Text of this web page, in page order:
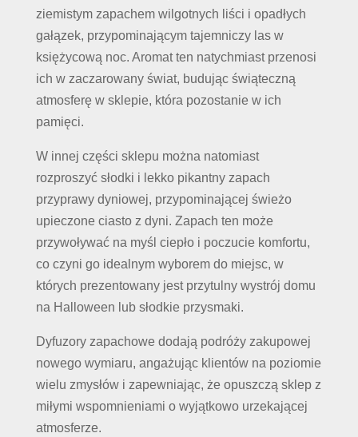
ziemistym zapachem wilgotnych liści i opadłych
gałązek, przypominającym tajemniczy las w
księżycową noc. Aromat ten natychmiast przenosi
ich w zaczarowany świat, budując świąteczną
atmosferę w sklepie, która pozostanie w ich
pamięci.
W innej części sklepu można natomiast
rozproszyć słodki i lekko pikantny zapach
przyprawy dyniowej, przypominającej świeżo
upieczone ciasto z dyni. Zapach ten może
przywoływać na myśl ciepło i poczucie komfortu,
co czyni go idealnym wyborem do miejsc, w
których prezentowany jest przytulny wystrój domu
na Halloween lub słodkie przysmaki.
Dyfuzory zapachowe dodają podróży zakupowej
nowego wymiaru, angażując klientów na poziomie
wielu zmysłów i zapewniając, że opuszczą sklep z
miłymi wspomnieniami o wyjątkowo urzekającej
atmosferze.